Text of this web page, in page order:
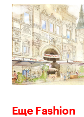
Еще Fashion